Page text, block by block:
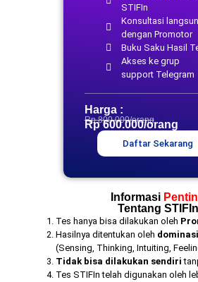
STIFIn
Konsultasi
dengan Promotor
Buku Saku Hasil
Akses ke grup
support Telegram
Harga :
Rp 800.000/orang
Rp 600.000/orang
Daftar Sekarang
Informasi
Tentang STIFIn
Tes hanya bisa dilakukan oleh
Hasilnya ditentukan oleh
(Sensing, Thinking, Intuiting,
Tidak bisa dilakukan sendiri
Tes STIFIn telah digunakan oleh